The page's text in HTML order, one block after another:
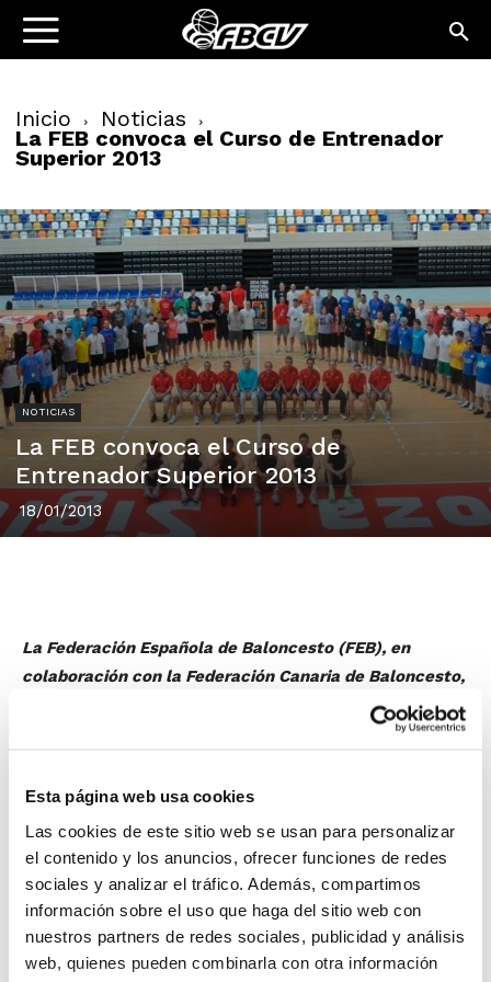
Esta página web usa cookies
Las cookies de este sitio web se usan para personalizar
el contenido y los anuncios, ofrecer funciones de redes
sociales y analizar el tráfico. Además, compartimos
información sobre el uso que haga del sitio web con
nuestros partners de redes sociales, publicidad y análisis
web, quienes pueden combinarla con otra información
Inicio Noticias
La FEB convoca el Curso de Entrenador
Superior 2013
NOTICIAS
La FEB convoca el Curso de
Entrenador Superior 2013
18/01/2013
La Federación Española de Baloncesto (FEB), en
colaboración con la Federación Canaria de Baloncesto,
ha convocado el XXXVII Curso de Entrenador Superior,
un curso con carácter federativo, de ámbito nacional,
carácter presencial.
transcurren entre el 8 de abril de 2013 y el 31 de mayo
de 2014.
Fase a distancia: se realiza por medio de un aula
virtual on-line, correo electrónico y vía telefónica. Se